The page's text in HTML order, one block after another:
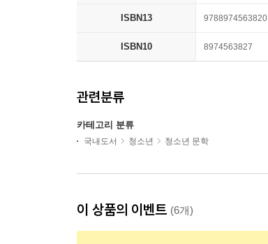
ISBN13 9788974563820
ISBN10 8974563827
관련분류
카테고리 분류
국내도서 청소년 청소년 문학
이 상품의 이벤트 (6개)